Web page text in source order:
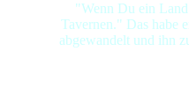
"Wenn Du ein
Tavernen." Das habe
abgewandelt und ihn